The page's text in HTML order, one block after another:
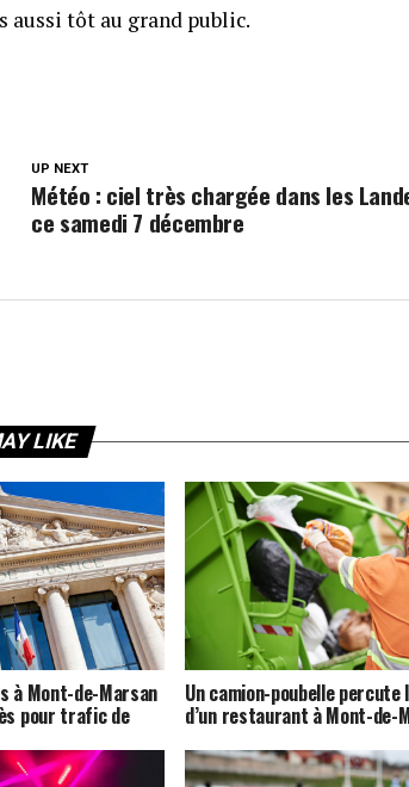
aussi tôt au grand public.
UP NEXT
Météo : ciel très chargée dans les
ce samedi 7 décembre
LIKE
à Mont-de-Marsan
pour trafic de
Un camion-poubelle
d’un restaurant à Mont-de-